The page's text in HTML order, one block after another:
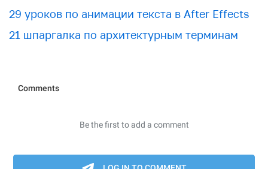
29 уроков по анимации текста в After Effects
21 шпаргалка по архитектурным терминам